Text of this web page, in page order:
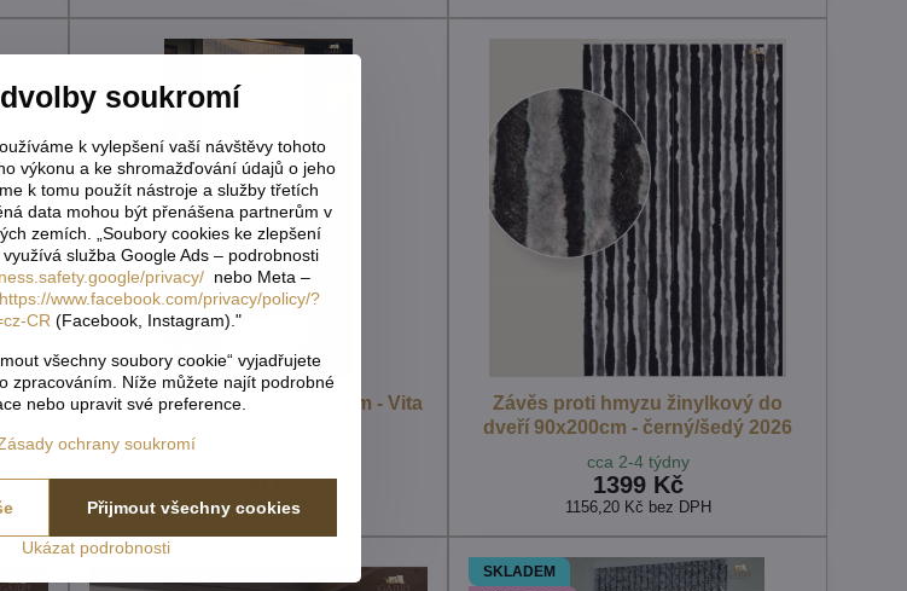
Vita
Dveřní závěs z PVC 90x200cm - Vita
1399 Kč
1156,20 Kčbez DPH
Závěs proti hmyzu žinylkový do
dveří 90x200cm - černý/šedý 2026
cca 2-4 týdny
1399 Kč
1156,20 Kč bez DPH
SKLADEM
soukromí
k vylepšení vaší návštěvy tohoto
výkonu a ke shromažďování údajů o jeho
k tomu použít nástroje a služby třetích
data mohou být přenášena partnerům v
zemích. „Soubory cookies ke zlepšení
služba Google Ads – podrobnosti
privacy/nebo Meta –
https://www.facebook.com/privacy/policy/?
CR (Facebook, Instagram)."
všechny soubory cookie“ vyjadřujete
zpracováním. Níže můžete najít podrobné
nebo upravit své preference.
ochrany soukromí
Ukázat podrobnosti
Přijmout všechny cookies